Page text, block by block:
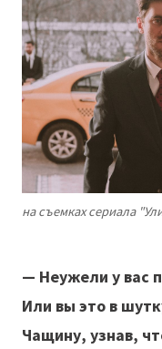
на съемках сериала
— Неужели у вас
Или вы это в
Чащину, узнав,